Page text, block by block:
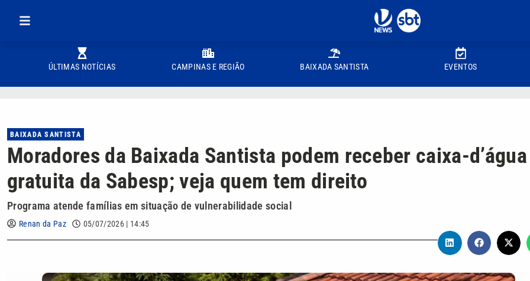
ÚLTIMAS NOTÍCIAS CAMPINAS E REGIÃO BAIXADA SANTISTA EVENTOS
BAIXADA SANTISTA
Moradores da Baixada Santista podem receber caixa-d’água
gratuita da Sabesp; veja quem tem direito
Programa atende famílias em situação de vulnerabilidade social
Renan da Paz 05/07/2026 | 14:45